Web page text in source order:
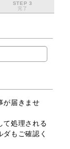
STEP 3
完了
が届きませ
て処理される
もご確認く